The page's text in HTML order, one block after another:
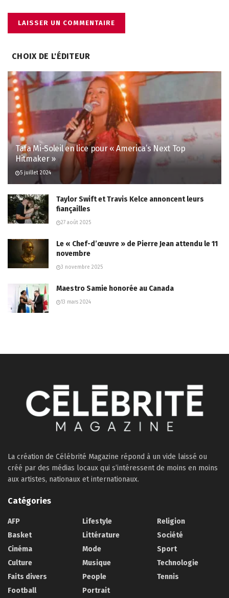
CHOIX DE L'ÉDITEUR
Tafa Mi-Soleil en lice pour « America’s Next Top
Hitmaker »
5 juillet 2024
Taylor Swift et Travis Kelce annoncent leurs
fiançailles
27 août 2025
Le « Chef-d’œuvre » de Pierre Jean attendu le 11
novembre
3 novembre 2025
Maestro Samie honorée au Canada
13 mars 2024
La création de Célébrité Magazine répond à un vide laissé ou
créé par des médias locaux qui s’intéressent de moins en moins
aux artistes, nationaux et internationaux.
Catégories
AFP
Basket
Cinéma
Culture
Faits divers
Football
Lifestyle
Littérature
Mode
Musique
People
Portrait
Religion
Société
Sport
Technologie
Tennis